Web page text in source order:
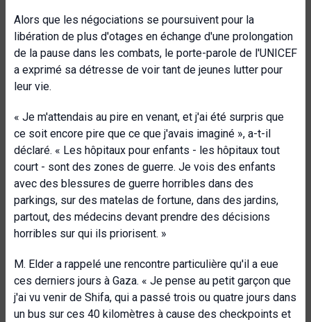
Alors que les négociations se poursuivent pour la
libération de plus d'otages en échange d'une prolongation
de la pause dans les combats, le porte-parole de l'UNICEF
a exprimé sa détresse de voir tant de jeunes lutter pour
leur vie.
« Je m'attendais au pire en venant, et j'ai été surpris que
ce soit encore pire que ce que j'avais imaginé », a-t-il
déclaré. « Les hôpitaux pour enfants - les hôpitaux tout
court - sont des zones de guerre. Je vois des enfants
avec des blessures de guerre horribles dans des
parkings, sur des matelas de fortune, dans des jardins,
partout, des médecins devant prendre des décisions
horribles sur qui ils priorisent. »
M. Elder a rappelé une rencontre particulière qu'il a eue
ces derniers jours à Gaza. « Je pense au petit garçon que
j'ai vu venir de Shifa, qui a passé trois ou quatre jours dans
un bus sur ces 40 kilomètres à cause des checkpoints et